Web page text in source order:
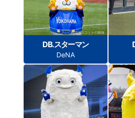
DB.スターマン
DeNA